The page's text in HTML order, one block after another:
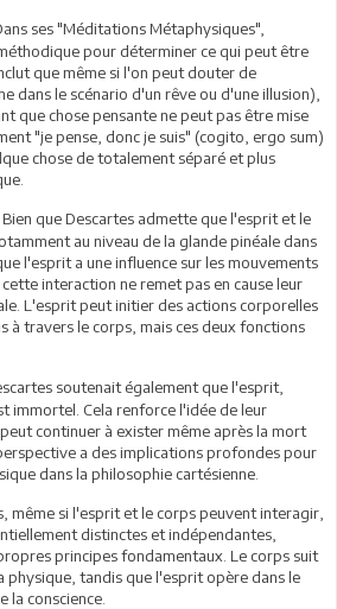
ses "Méditations Métaphysiques",
pour déterminer ce qui peut être
que même si l'on peut douter de
dans le scénario d'un rêve ou d'une illusion),
que chose pensante ne peut pas être mise
"je pense, donc je suis" (cogito, ergo sum)
chose de totalement séparé et plus
Bien que Descartes admette que l'esprit et le
au niveau de la glande pinéale dans
l'esprit a une influence sur les mouvements
interaction ne remet pas en cause leur
L'esprit peut initier des actions corporelles
à travers le corps, mais ces deux fonctions
soutenait également que l'esprit,
immortel. Cela renforce l'idée de leur
continuer à exister même après la mort
a des implications profondes pour
dans la philosophie cartésienne.
même si l'esprit et le corps peuvent interagir,
distinctes et indépendantes,
principes fondamentaux. Le corps suit
physique, tandis que l'esprit opère dans le
la conscience.